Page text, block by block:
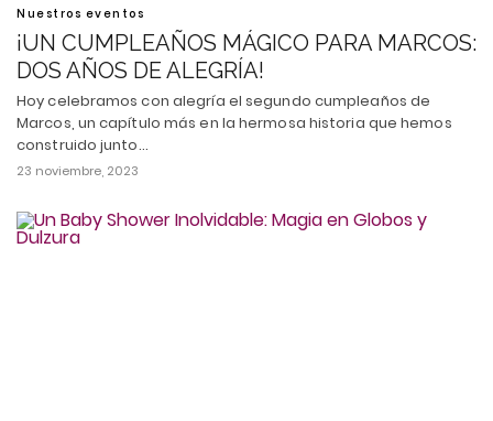
Nuestros eventos
¡UN CUMPLEAÑOS MÁGICO PARA MARCOS:
DOS AÑOS DE ALEGRÍA!
Hoy celebramos con alegría el segundo cumpleaños de
Marcos, un capítulo más en la hermosa historia que hemos
construido junto…
23 noviembre, 2023